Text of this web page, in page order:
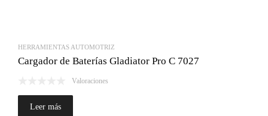
HERRAMIENTAS AUTOMOTRIZ
Cargador de Baterías Gladiator Pro C 7027
Valoraciones
Leer más